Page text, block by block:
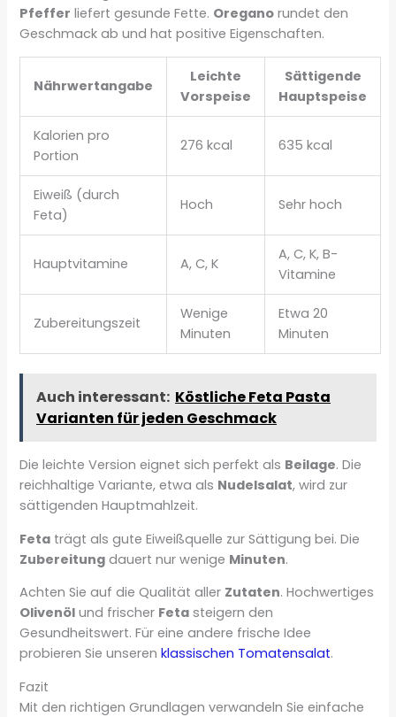
Pfeffer liefert gesunde Fette. Oregano rundet den
Geschmack ab und hat positive Eigenschaften.
Nährwertangabe
Leichte
Vorspeise
Sättigende
Hauptspeise
Kalorien pro
Portion
276 kcal 635 kcal
Eiweiß (durch
Feta)
Hoch Sehr hoch
Hauptvitamine A, C, K
A, C, K, B-
Vitamine
Zubereitungszeit
Wenige
Minuten
Etwa 20
Minuten
Auch interessant: Köstliche Feta Pasta
Varianten für jeden Geschmack
Die leichte Version eignet sich perfekt als Beilage. Die
reichhaltige Variante, etwa als Nudelsalat, wird zur
sättigenden Hauptmahlzeit.
Feta trägt als gute Eiweißquelle zur Sättigung bei. Die
Zubereitung dauert nur wenige Minuten.
Achten Sie auf die Qualität aller Zutaten. Hochwertiges
Olivenöl und frischer Feta steigern den
Gesundheitswert. Für eine andere frische Idee
probieren Sie unserenklassischen Tomatensalat.
Fazit
Mit den richtigen Grundlagen verwandeln Sie einfache